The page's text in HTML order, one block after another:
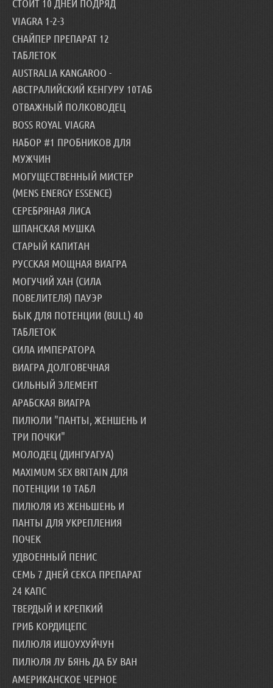
СТОИТ 10 ДНЕЙ ПОДРЯД
VIAGRA 1-2-3
СНАЙПЕР ПРЕПАРАТ 12
ТАБЛЕТОК
AUSTRALIA KANGAROO -
АВСТРАЛИЙСКИЙ КЕНГУРУ 10ТАБ
ОТВАЖНЫЙ ПОЛКОВОДЕЦ
BOSS ROYAL VIAGRA
НАБОР #1 ПРОБНИКОВ ДЛЯ
МУЖЧИН
МОГУЩЕСТВЕННЫЙ МИСТЕР
(MENS ENERGY ESSENCE)
СЕРЕБРЯНАЯ ЛИСА
ШПАНСКАЯ МУШКА
СТАРЫЙ КАПИТАН
РУССКАЯ МОЩНАЯ ВИАГРА
МОГУЧИЙ ХАН (СИЛА
ПОВЕЛИТЕЛЯ) ПАУЭР
БЫК ДЛЯ ПОТЕНЦИИ (BULL) 40
ТАБЛЕТОК
СИЛА ИМПЕРАТОРА
ВИАГРА ДОЛГОВЕЧНАЯ
СИЛЬНЫЙ ЭЛЕМЕНТ
АРАБСКАЯ ВИАГРА
ПИЛЮЛИ "ПАНТЫ, ЖЕНШЕНЬ И
ТРИ ПОЧКИ"
МОЛОДЕЦ (ДИНГУАГУА)
MAXIMUM SEX BRITAIN ДЛЯ
ПОТЕНЦИИ 10 ТАБЛ
ПИЛЮЛЯ ИЗ ЖЕНЬШЕНЬ И
ПАНТЫ ДЛЯ УКРЕПЛЕНИЯ
ПОЧЕК
УДВОЕННЫЙ ПЕНИС
СЕМЬ 7 ДНЕЙ СЕКСА ПРЕПАРАТ
24 КАПС
ТВЕРДЫЙ И КРЕПКИЙ
ГРИБ КОРДИЦЕПС
ПИЛЮЛЯ ИШОУХУЙЧУН
ПИЛЮЛЯ ЛУ БЯНЬ ДА БУ ВАН
АМЕРИКАНСКОЕ ЧЕРНОЕ